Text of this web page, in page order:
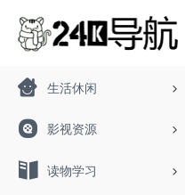
生活休闲
影视资源
读物学习